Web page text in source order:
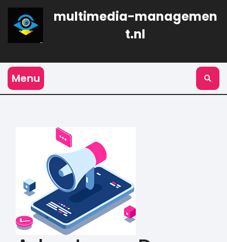
Naar
inhoud
gaan
multimedia-managemen
t.nl
Menu